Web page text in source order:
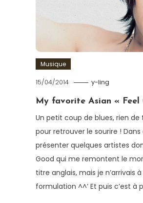
Musique
15/04/2014 y-ling
My favorite Asian «
Un petit coup de blues, rien
pour retrouver le sourire !
présenter quelques artistes
Good qui me remontent le
titre anglais, mais je n’arrivais
formulation ^^’ Et puis c’est à